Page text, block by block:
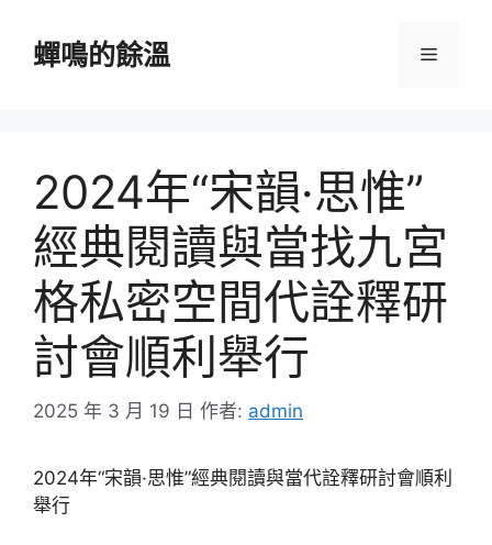
蟬鳴的餘溫 選
2024年“宋韻·思惟”
經典閱讀與當找九宮
格私密空間代詮釋研
討會順利舉行
2025 年 3 月 19 日 作者: admin
2024年“宋韻·思惟”經典閱讀與當代詮釋研討會順利
舉行